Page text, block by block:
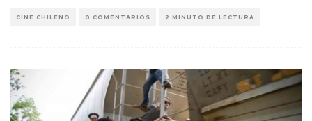
CINE CHILENO 0 COMENTARIOS 2 MINUTO DE LECTURA